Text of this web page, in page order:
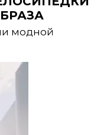
модной